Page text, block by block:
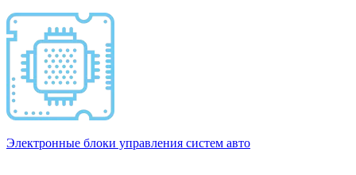
Электронные блоки управления систем авто